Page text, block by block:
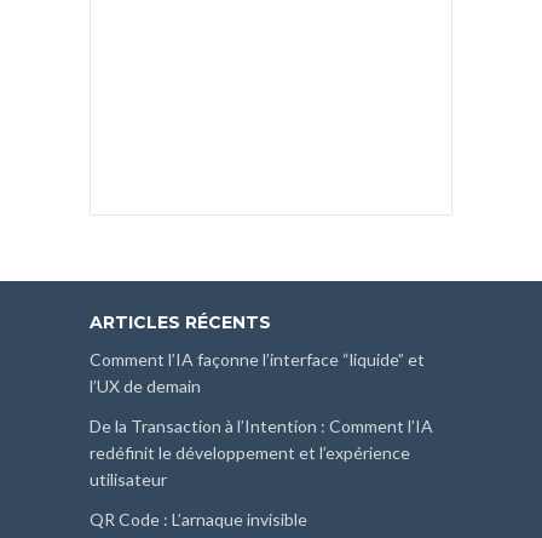
ARTICLES RÉCENTS
Comment l’IA façonne l’interface “liquide” et
l’UX de demain
De la Transaction à l’Intention : Comment l’IA
redéfinit le développement et l’expérience
utilisateur
QR Code : L’arnaque invisible